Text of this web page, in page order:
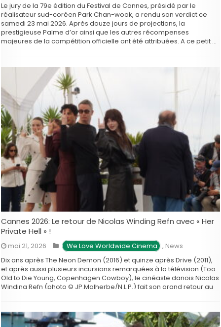
Le jury de la 79e édition du Festival de Cannes, présidé par le
réalisateur sud-coréen Park Chan-wook, a rendu son verdict ce
samedi 23 mai 2026. Après douze jours de projections, la
prestigieuse Palme d’or ainsi que les autres récompenses
majeures de la compétition officielle ont été attribuées. A ce petit …
Cannes 2026: Le retour de Nicolas Winding Refn avec « Her
Private Hell » !
mai 21, 2026 We Love Worldwide Cinema , News
Dix ans après The Neon Demon (2016) et quinze après Drive (2011),
et après aussi plusieurs incursions remarquées à la télévision (Too
Old to Die Young, Copenhagen Cowboy), le cinéaste danois Nicolas
Winding Refn (photo © JP.Malherbe/N.L.P.) fait son grand retour au